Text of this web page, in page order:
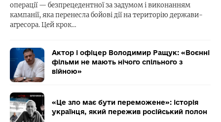
операції — безпрецедентної за задумом і виконанням
кампанії, яка перенесла бойові дії на територію держави-
агресора. Цей крок…
Актор і офіцер Володимир Ращук: «Воєнні
фільми не мають нічого спільного з
війною»
«Це зло має бути переможене»: історія
українця, який пережив російський полон